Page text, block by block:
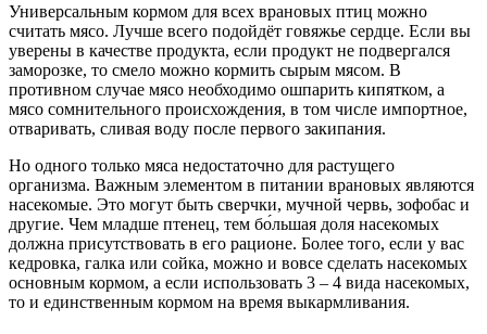
Универсальным кормом для всех врановых птиц можно
считать мясо. Лучше всего подойдёт говяжье сердце. Если вы
уверены в качестве продукта, если продукт не подвергался
заморозке, то смело можно кормить сырым мясом. В
противном случае мясо необходимо ошпарить кипятком, а
мясо сомнительного происхождения, в том числе импортное,
отваривать, сливая воду после первого закипания.
Но одного только мяса недостаточно для растущего
организма. Важным элементом в питании врановых являются
насекомые. Это могут быть сверчки, мучной червь, зофобас и
другие. Чем младше птенец, тем бо́льшая доля насекомых
должна присутствовать в его рационе. Более того, если у вас
кедровка, галка или сойка, можно и вовсе сделать насекомых
основным кормом, а если использовать 3 – 4 вида насекомых,
то и единственным кормом на время выкармливания.